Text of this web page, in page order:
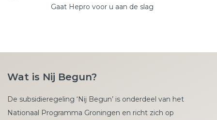
Gaat Hepro voor u aan de slag
Wat is Nij Begun?
De subsidieregeling ‘Nij Begun’ is onderdeel van het
Nationaal Programma Groningen en richt zich op